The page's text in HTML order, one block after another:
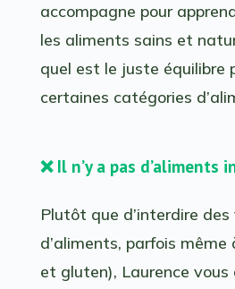
accompagne pour
les aliments sains et
quel est le juste équilibre
certaines catégories
❌ Il n’y a pas d’aliments
Plutôt que d’interdire
d’aliments, parfois
et gluten), Laurence vous